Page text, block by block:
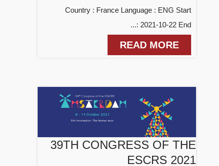
Country : France Language : ENG Start
: 2021-10-22 End...
READ MORE
39TH CONGRESS OF THE
ESCRS 2021